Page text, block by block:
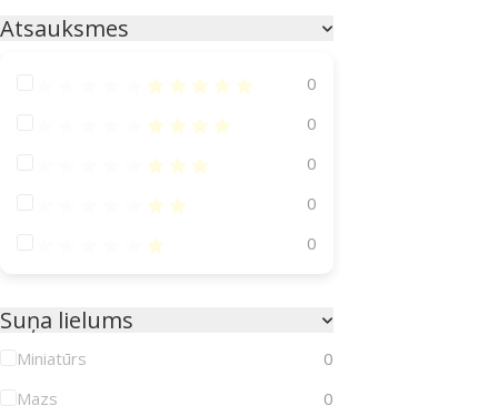
Atsauksmes
Atsauksmes 100%
0
Atsauksmes 80%
0
Atsauksmes 60%
0
Atsauksmes 40%
0
Atsauksmes 20%
0
Suņa lielums
Miniatūrs
0
Mazs
0